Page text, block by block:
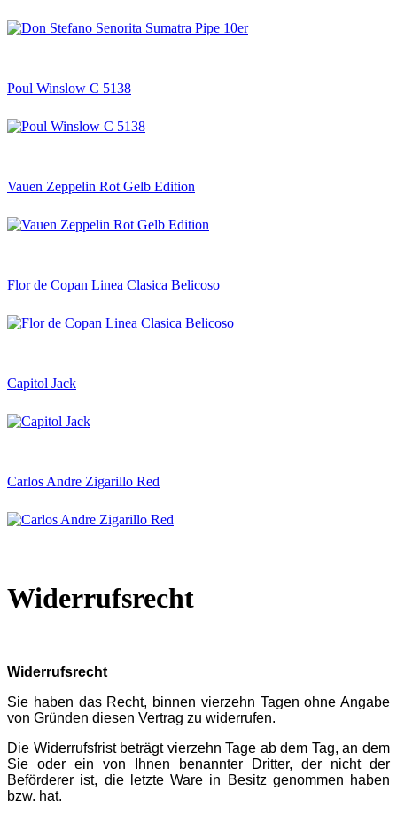
Poul Winslow C 5138
Vauen Zeppelin Rot Gelb Edition
Flor de Copan Linea Clasica Belicoso
Capitol Jack
Carlos Andre Zigarillo Red
Widerrufsrecht
Widerrufsrecht
Sie haben das Recht, binnen vierzehn Tagen ohne Angabe
von Gründen diesen Vertrag zu widerrufen.
Die Widerrufsfrist beträgt vierzehn Tage ab dem Tag, an dem
Sie oder ein von Ihnen benannter Dritter, der nicht der
Beförderer ist, die letzte Ware in Besitz genommen haben
bzw. hat.